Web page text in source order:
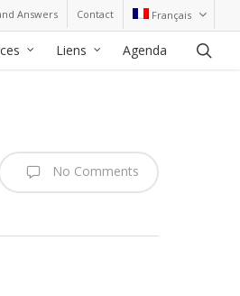
Answers Contact Français
Liens Agenda
No Comments